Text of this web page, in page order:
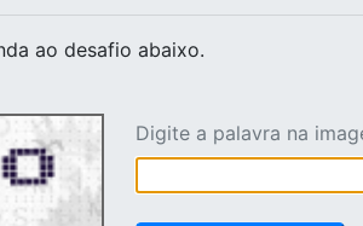
ao desafio abaixo.
Digite a palavra na